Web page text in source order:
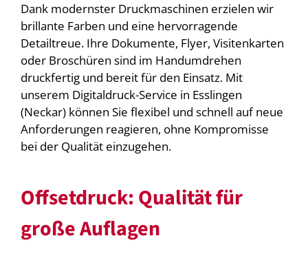
Dank modernster Druckmaschinen erzielen wir
brillante Farben und eine hervorragende
Detailtreue. Ihre Dokumente, Flyer, Visitenkarten
oder Broschüren sind im Handumdrehen
druckfertig und bereit für den Einsatz. Mit
unserem Digitaldruck-Service in Esslingen
(Neckar) können Sie flexibel und schnell auf neue
Anforderungen reagieren, ohne Kompromisse
bei der Qualität einzugehen.
Offsetdruck: Qualität für
große Auflagen